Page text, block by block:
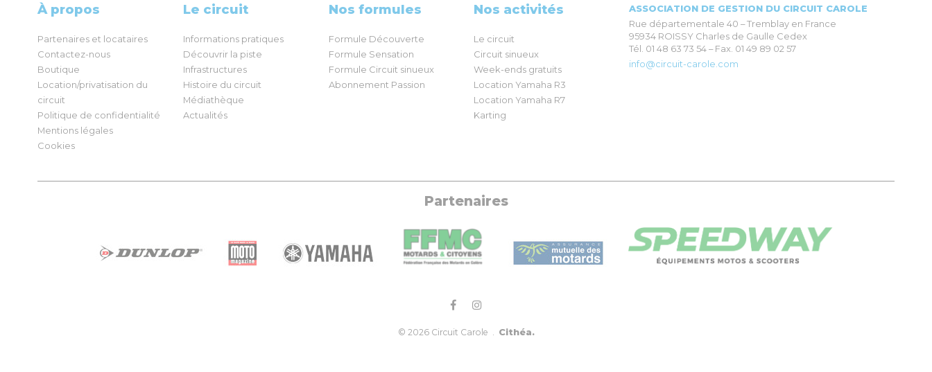
À propos
Partenaires et locataires
Contactez-nous
Boutique
Location/privatisation du
circuit
Politique de confidentialité
Mentions légales
Cookies
Le circuit
Informations pratiques
Découvrir la piste
Infrastructures
Histoire du circuit
Médiathèque
Actualités
Nos formules
Formule Découverte
Formule Sensation
Formule Circuit sinueux
Abonnement Passion
Nos activités
Le circuit
Circuit sinueux
Week-ends gratuits
Location Yamaha R3
Location Yamaha R7
Karting
ASSOCIATION DE GESTION DU CIRCUIT CAROLE
Rue départementale 40 – Tremblay en France
95934 ROISSY Charles de Gaulle Cedex
Tél. 01 48 63 73 54 – Fax. 01 49 89 02 57
info@circuit-carole.com
Partenaires
© 2026 Circuit Carole . Cithéa.